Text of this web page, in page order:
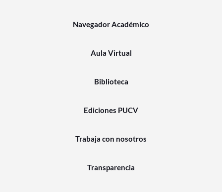
Navegador Académico
Aula Virtual
Biblioteca
Ediciones PUCV
Trabaja con nosotros
Transparencia